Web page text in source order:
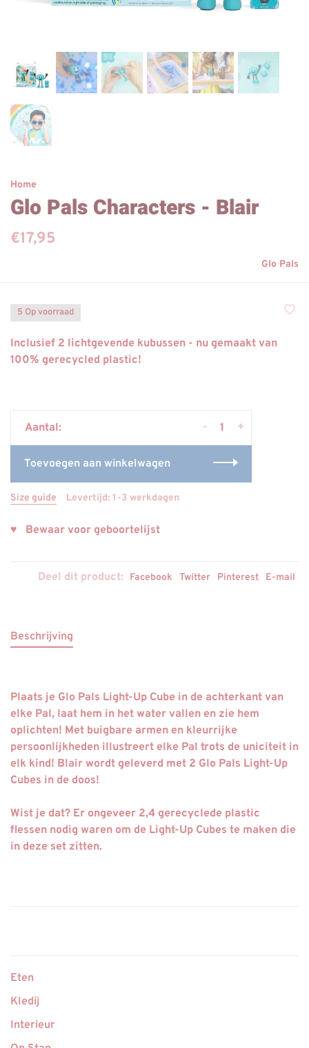
Home
Glo Pals Characters - Blair
€17,95
Glo Pals
5 Op voorraad
Inclusief 2 lichtgevende kubussen - nu gemaakt van
100% gerecycled plastic!
Aantal: +
-
Toevoegen aan winkelwagen
Size guide Levertijd: 1-3 werkdagen
♥ Bewaar voor geboortelijst
Deel dit product: Facebook Twitter Pinterest E-mail
Beschrijving
Plaats je Glo Pals Light-Up Cube in de achterkant van
elke Pal, laat hem in het water vallen en zie hem
oplichten! Met buigbare armen en kleurrijke
persoonlijkheden illustreert elke Pal trots de uniciteit in
elk kind! Blair wordt geleverd met 2 Glo Pals Light-Up
Cubes in de doos!
Wist je dat? Er ongeveer 2,4 gerecyclede plastic
flessen nodig waren om de Light-Up Cubes te maken die
in deze set zitten.
Eten
Kledij
Interieur